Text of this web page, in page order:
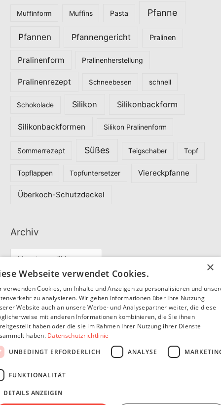
Muffinform Muffins Pasta Pfanne
Pfannen Pfannengericht Pralinen
Pralinenform Pralinenherstellung
Pralinenrezept Schneebesen schnell
Schokolade Silikon Silikonbackform
Silikonbackformen Silikon Pralinenform
Sommerrezept Süßes Teigschaber Topf
Topflappen Topfuntersetzer Viereckpfanne
Überkoch-Schutzdeckel
Archiv
i
v
Partner
SommerSEO
Copyright © 2026
×
Webseite verwendet Cookies.
verwenden Cookies, um Inhalte und Anzeigen zu personalisieren und
zu analysieren. Wir geben Informationen über Ihre Nutzung
Website auch an unsere Werbe- und Analysepartner weiter, die diese
mit anderen Informationen kombinieren, die Sie ihnen
haben oder die sie im Rahmen Ihrer Nutzung ihrer Dienste
haben. Datenschutzrichtlinie
UNBEDINGT ERFORDERLICH
ANALYSE
FUNKTIONALITÄT
DETAILS ANZEIGEN